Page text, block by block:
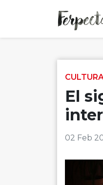
El
02 Feb